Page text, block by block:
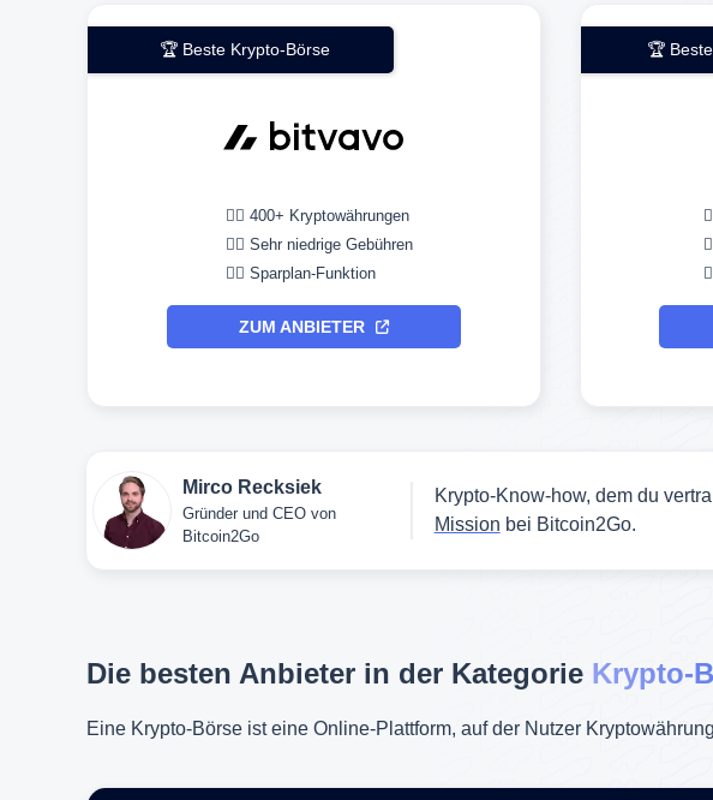
🏆 Beste Krypto-Börse
👉🏼 400+ Kryptowährungen
👉🏼 Sehr niedrige Gebühren
👉🏼 Sparplan-Funktion
ZUM ANBIETER
🏆
Mirco Recksiek
Gründer und CEO von
Bitcoin2Go
Krypto-Know-how, dem du
Mission bei Bitcoin2Go.
Die besten Anbieter in der Kategorie Krypto-
Eine Krypto-Börse ist eine Online-Plattform, auf der Nutzer